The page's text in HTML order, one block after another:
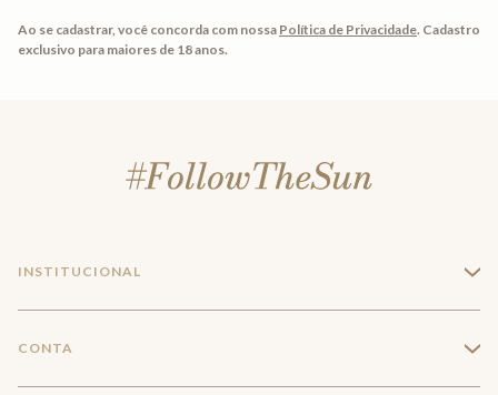
Ao se cadastrar, você concorda com nossa Política de Privacidade. Cadastro
exclusivo para maiores de 18 anos.
INSTITUCIONAL +
CONTA +